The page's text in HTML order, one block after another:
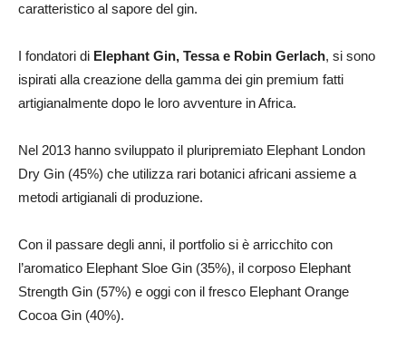
caratteristico al sapore del gin.
I fondatori di Elephant Gin, Tessa e Robin Gerlach, si sono
ispirati alla creazione della gamma dei gin premium fatti
artigianalmente dopo le loro avventure in Africa.
Nel 2013 hanno sviluppato il pluripremiato Elephant London
Dry Gin (45%) che utilizza rari botanici africani assieme a
metodi artigianali di produzione.
Con il passare degli anni, il portfolio si è arricchito con
l’aromatico Elephant Sloe Gin (35%), il corposo Elephant
Strength Gin (57%) e oggi con il fresco Elephant Orange
Cocoa Gin (40%).